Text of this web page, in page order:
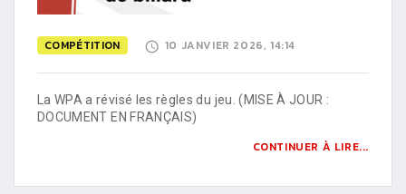
COMPÉTITION 10 JANVIER 2026, 14:14
La WPA a révisé les règles du jeu. (MISE À JOUR :
DOCUMENT EN FRANÇAIS)
CONTINUER À LIRE...